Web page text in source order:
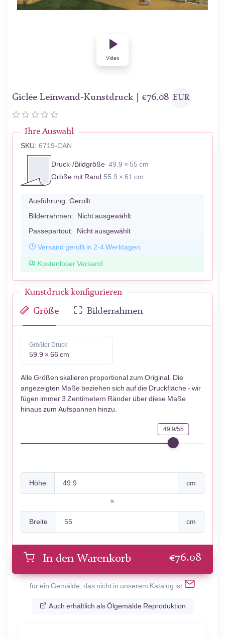
Video
Giclée Leinwand-Kunstdruck | €76.08 EUR
Ihre Auswahl
SKU: 6719-CAN
Druck-/Bildgröße 49.9 × 55 cm
Größe mit Rand 55.9 × 61 cm
Ausführung: Gerollt
Bilderrahmen: Nicht ausgewählt
Passepartout: Nicht ausgewählt
Versand gerollt in 2-4 Werktagen
Kostenloser Versand
Kunstdruck konfigurieren
Größe Bilderrahmen
Größter Druck
59.9 × 66 cm
Alle Größen skalieren proportional zum Original. Die
angezeigten Maße beziehen sich auf die Druckfläche - wir
fügen immer 3 Zentimetern Ränder über diese Maße
hinaus zum Aufspannen hinzu.
49.9/55
Höhe cm
Breite cm
In den Warenkorb €76.08
für ein Gemälde, das nicht in unserem Katalog ist
Auch erhältlich als Ölgemälde Reproduktion